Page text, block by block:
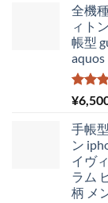
全機
ィト
帳型
5段階
5.00
¥
手帳
ン
イヴ
ラム
柄 メ